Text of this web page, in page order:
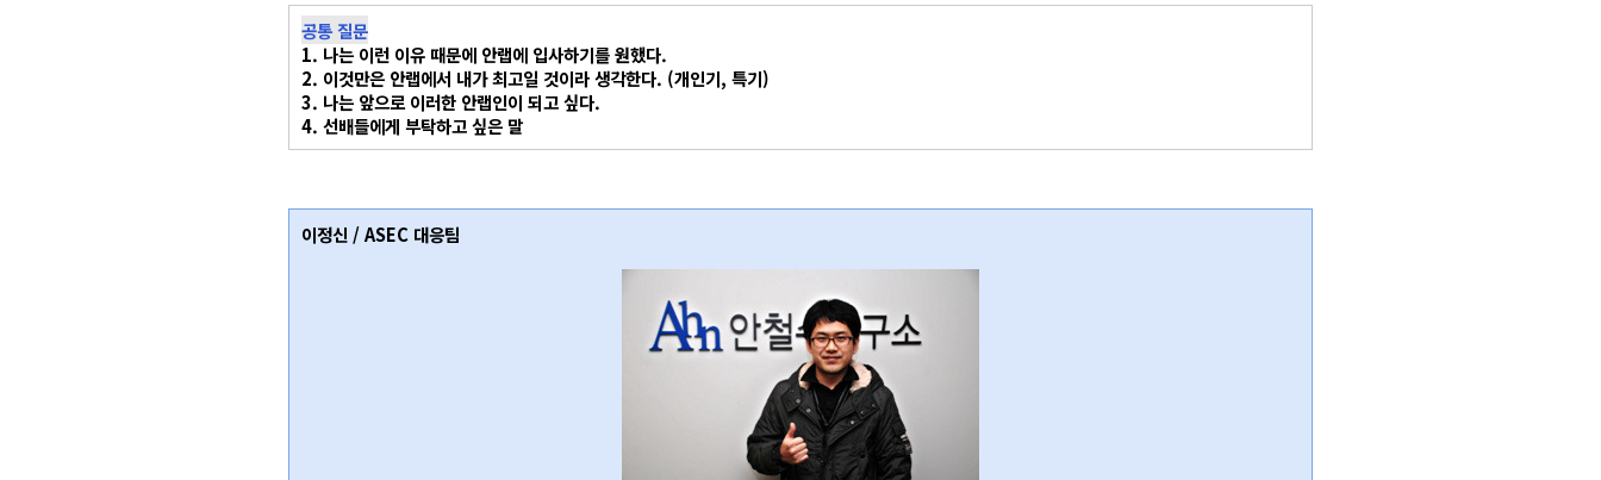
공통 질문
1. 나는 이런 이유 때문에 안랩에 입사하기를 원했다.
2. 이것만은 안랩에서 내가 최고일 것이라 생각한다. (개인기, 특기)
3. 나는 앞으로 이러한 안랩인이 되고 싶다.
4. 선배들에게 부탁하고 싶은 말
이정신 / ASEC 대응팀